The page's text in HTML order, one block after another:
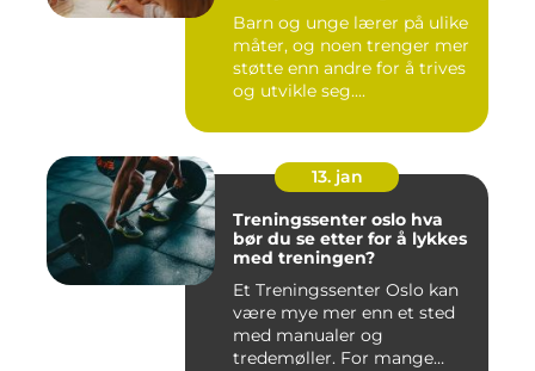
Barn og unge lærer på ulike
måter, og noen trenger mer
støtte enn andre for å trives
og utvikle seg....
13. jan
Treningssenter oslo hva
bør du se etter for å lykkes
med treningen?
Et Treningssenter Oslo kan
være mye mer enn et sted
med manualer og
tredemøller. For mange